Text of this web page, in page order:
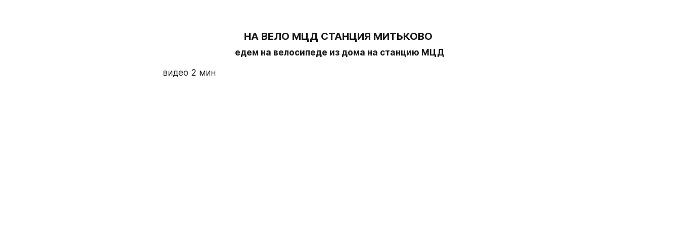
НА ВЕЛО МЦД СТАНЦИЯ МИТЬКОВО
едем на велосипеде из дома на станцию МЦД
видео 2 мин